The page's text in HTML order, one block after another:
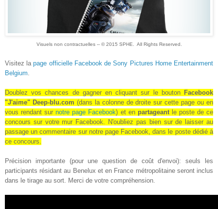
Visuels non contractuelles -- © 2015 SPHE. All Rights Reserved.
Visitez la page officielle Facebook de Sony Pictures Home Entertainment
Belgium
Doublez vos chances de gagner en cliquant sur le bouton Facebook
"J'aime" Deep-blu.com (dans la colonne de droite sur cette page ou en
vous rendant surnotre page Facebook) et en partageantle poste de ce
concours sur votre mur Facebook . N'oubliez pas bien sur de laisser au
passage un commentaire sur notre page Facebook, dans le poste dédié à
ce concours.
Précision importante (pour une question de coût d'envoi): seuls les
participants résidant au Benelux et en France métropolitaine seront inclus
dans le tirage au sort. Merci de votre compréhension.